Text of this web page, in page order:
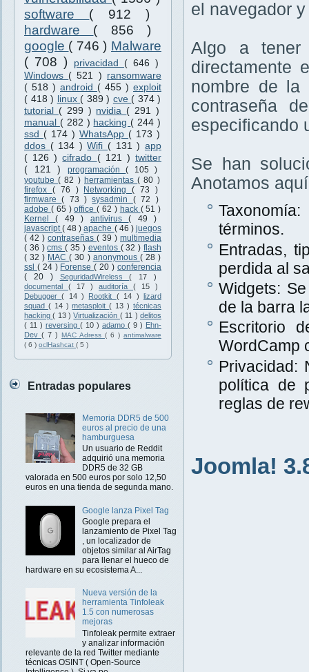
software ( 912 )
hardware ( 856 )
google ( 746 ) Malware
( 708 )
privacidad ( 646 )
Windows ( 521 ) ransomware
( 518 ) android ( 455 ) exploit
( 418 ) linux ( 389 ) cve ( 374 )
tutorial ( 299 ) nvidia ( 291 )
manual ( 282 ) hacking ( 244 )
ssd ( 174 ) WhatsApp ( 173 )
ddos ( 134 )Wifi ( 131 ) app
( 126 )cifrado ( 121 )twitter
( 121 ) programación( 105 )
youtube( 82 ) herramientas( 80 )
firefox ( 76 ) Networking( 73 )
firmware( 73 )sysadmin ( 72 )
adobe ( 65 )office( 62 ) hack ( 51 )
Kernel( 49 ) antivirus( 49 )
javascript( 48 )apache ( 46 ) juegos
( 42 ) contraseñas ( 39 ) multimedia
( 36 )cms( 35 ) eventos ( 32 )flash
( 32 ) MAC( 30 ) anonymous ( 28 )
ssl ( 24 ) Forense( 20 ) conferencia
( 20 )
SeguridadWireless( 17 )
documental ( 17 ) auditoría ( 15 )
Debugger( 14 ) Rootkit ( 14 ) lizard
squad ( 14 )metasploit( 13 ) técnicas
hacking( 13 )Virtualización ( 11 ) delitos
( 11 ) reversing ( 10 ) adamo ( 9 ) Ehn-
Dev ( 7 ) MAC Adress ( 6 ) antimalware
( 6 ) oclHashcat ( 5 )
Entradas populares
Memoria DDR5 de 500
euros al precio de una
hamburguesa
Un usuario de Reddit
adquirió una memoria
DDR5 de 32 GB
valorada en 500 euros por solo 12,50
euros en una tienda de segunda mano.
Google lanza Pixel Tag
Google prepara el
lanzamiento de Pixel Tag
, un localizador de
objetos similar al AirTag
para llenar el hueco de
hardware en su ecosistema A...
Nueva versión de la
herramienta Tinfoleak
1.5 con numerosas
mejoras
Tinfoleak permite extraer
y analizar información
relevante de la red Twitter mediante
técnicas OSINT ( Open-Source
el navegador
Algo a
directamente
nombre de
contraseña
especificando
Se han
Anotamos
términos.
Entradas,
perdida al
Widgets:
de la barra
Escritorio
WordCamp
Privacidad:
política de
reglas de
Joomla!